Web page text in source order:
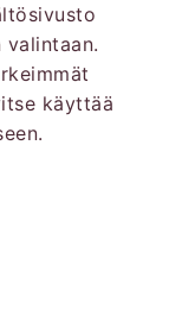
käyttää